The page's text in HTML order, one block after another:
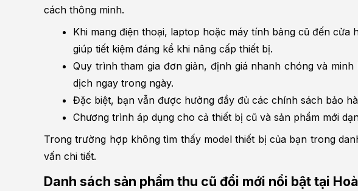
cách thông minh.
Khi mang điện thoại, laptop hoặc máy tính bảng cũ đến
giúp tiết kiệm đáng kể khi nâng cấp thiết bị.
Quy trình tham gia đơn giản, định giá nhanh chóng và
dịch ngay trong ngày.
Đặc biệt, bạn vẫn được hưởng đầy đủ các chính sách bảo
Chương trình áp dụng cho cả thiết bị cũ và sản phẩm mới
Trong trường hợp không tìm thấy model thiết bị của bạn trong
vấn chi tiết.
Danh sách sản phẩm thu cũ đổi mới nổi bật tại